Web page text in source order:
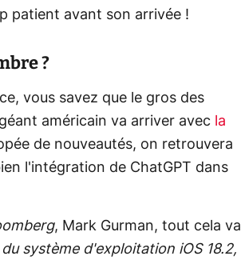
patient avant son arrivée !
?
vous savez que le gros des
américain va arriver avec
la
de nouveautés, on retrouvera
l'intégration de ChatGPT dans
, Mark Gurman, tout cela va
système d'exploitation iOS 18.2,